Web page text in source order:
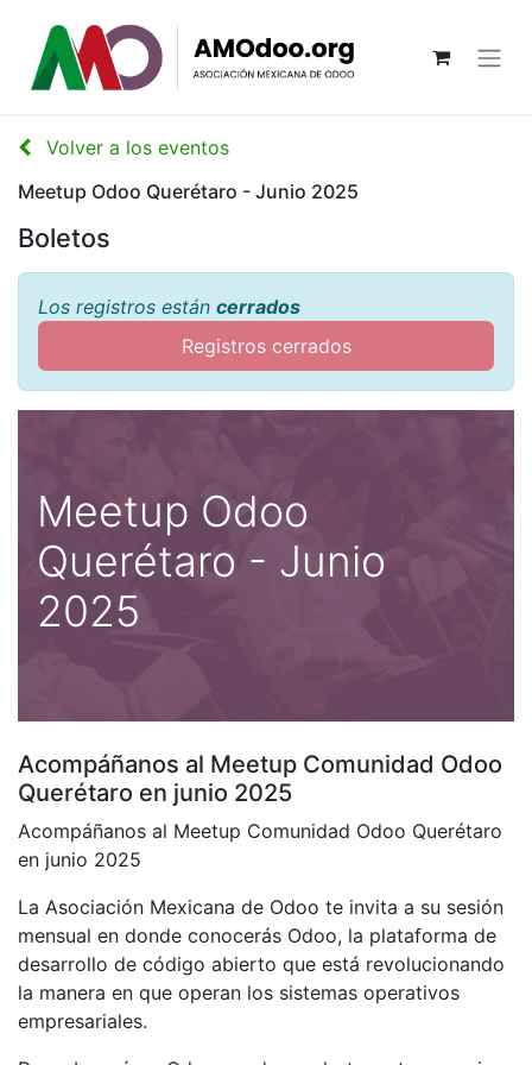
Volver a los eventos
Meetup Odoo Querétaro - Junio 2025
Boletos
Los registros están cerrados
Registros cerrados
Meetup Odoo
Querétaro - Junio
2025
Acompáñanos al Meetup Comunidad Odoo
Querétaro en junio 2025
Acompáñanos al Meetup Comunidad Odoo Querétaro
en junio 2025
La Asociación Mexicana de Odoo te invita a su sesión
mensual en donde conocerás Odoo, la plataforma de
desarrollo de código abierto que está revolucionando
la manera en que operan los sistemas operativos
empresariales.